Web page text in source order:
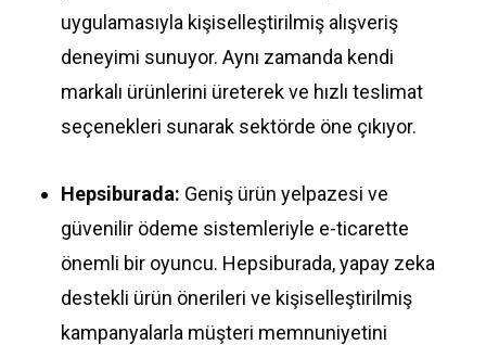
uygulamasıyla kişiselleştirilmiş alışveriş
deneyimi sunuyor. Aynı zamanda kendi
markalı ürünlerini üreterek ve hızlı teslimat
seçenekleri sunarak sektörde öne çıkıyor.
Hepsiburada: Geniş ürün yelpazesi ve
güvenilir ödeme sistemleriyle e-ticarette
önemli bir oyuncu. Hepsiburada, yapay zeka
destekli ürün önerileri ve kişiselleştirilmiş
kampanyalarla müşteri memnuniyetini